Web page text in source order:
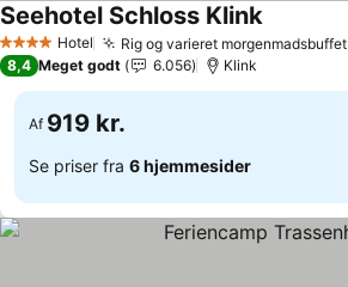
4 StjernerHotel Rig og varieret morgenmadsbuffet
Seehotel Schloss Klink
8,4 Meget godt 6.056 Klink
Af 919 kr.
Se priser fra 6 hjemmesider